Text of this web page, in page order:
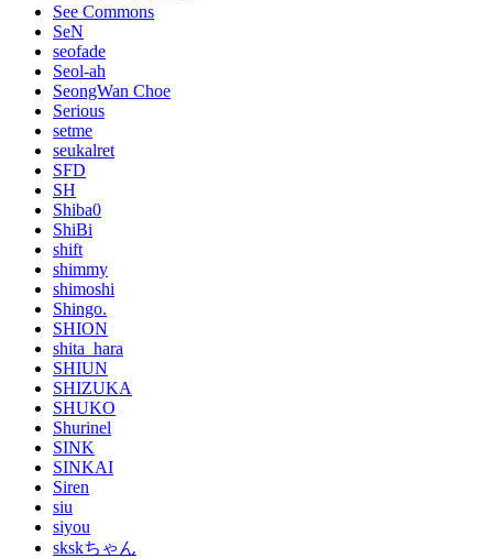
See Commons
SeN
seofade
Seol-ah
SeongWan Choe
Serious
setme
seukalret
SFD
SH
Shiba0
ShiBi
shift
shimmy
shimoshi
Shingo.
SHION
shita_hara
SHIUN
SHIZUKA
SHUKO
Shurinel
SINK
SINKAI
Siren
siu
siyou
skskちゃん